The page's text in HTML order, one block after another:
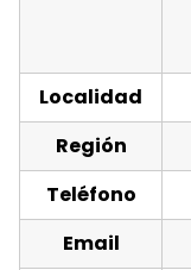
Localidad
Región
Teléfono
Email